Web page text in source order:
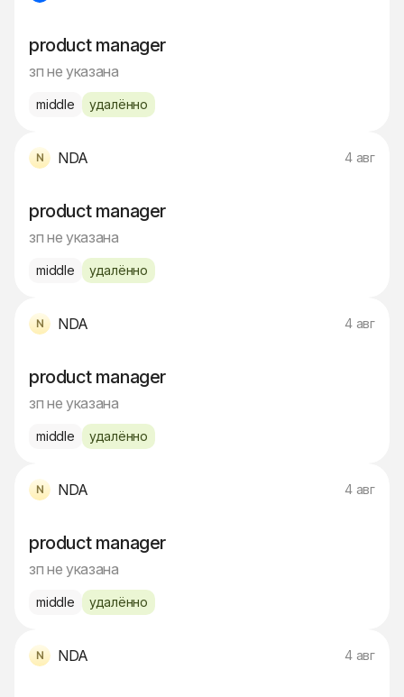
product manager
зп не указана
middle удалённо
NDA 4 авг
product manager
зп не указана
middle удалённо
NDA 4 авг
product manager
зп не указана
middle удалённо
NDA 4 авг
product manager
зп не указана
middle удалённо
NDA 4 авг